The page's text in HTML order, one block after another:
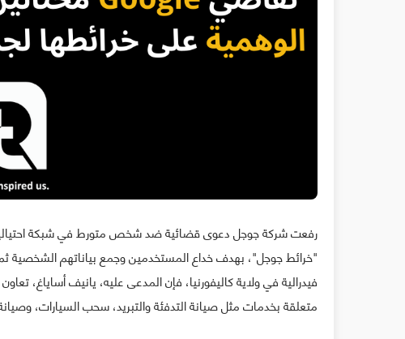
رفعت شركة جوجل دعوى قضائية ضد شخص متورط في شبكة احتيالية
"خرائط جوجل"، بهدف خداع المستخدمين وجمع بياناتهم الشخصية
متعلقة بخدمات مثل صيانة التدفئة والتبريد، سحب السيارات،